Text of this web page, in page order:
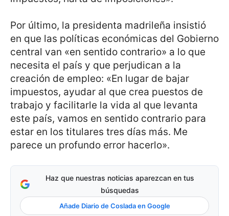
Por último, la presidenta madrileña insistió
en que las políticas económicas del Gobierno
central van «en sentido contrario» a lo que
necesita el país y que perjudican a la
creación de empleo: «En lugar de bajar
impuestos, ayudar al que crea puestos de
trabajo y facilitarle la vida al que levanta
este país, vamos en sentido contrario para
estar en los titulares tres días más. Me
parece un profundo error hacerlo».
Haz que nuestras noticias aparezcan en tus
búsquedas
Añade Diario de Coslada en Google